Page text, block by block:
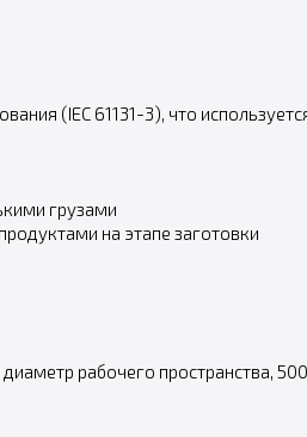
(IEC 61131-3), что
грузами
на этапе заготовки
рабочего пространства,